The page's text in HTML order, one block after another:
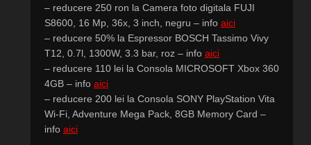
– reducere 250 ron la Camera foto digitala FUJI
S8600, 16 Mp, 36x, 3 inch, negru – info aici
– reducere 50% la Espressor BOSCH Tassimo Vivy
T12, 0.7l, 1300W, 3.3 bar, roz – info aici
– reducere 110 lei la Consola MICROSOFT Xbox 360
4GB – info aici
– reducere 200 lei la Consola SONY PlayStation Vita
Wi-Fi, Adventure Mega Pack, 8GB Memory Card –
info aici